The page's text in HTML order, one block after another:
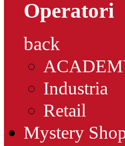
Operatori
back
Industria
Retail
Mystery